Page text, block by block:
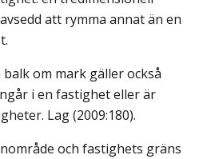
att rymma annat än en
balk om mark gäller också
i en fastighet eller är
Lag (2009:180).
och fastighets gräns